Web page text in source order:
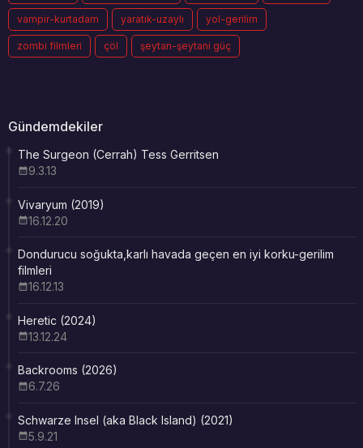
vampir-kurtadam yaratık-uzaylı yol-gerilim
zombi filmleri çöl şeytan-şeytani güç
Gündemdekiler
The Surgeon (Cerrah) Tess Gerritsen
9.3.13
Vivaryum (2019)
16.12.20
Dondurucu soğukta,karlı havada geçen en iyi korku-gerilim
filmleri
16.12.13
Heretic (2024)
13.12.24
Backrooms (2026)
6.7.26
Schwarze Insel (aka Black Island) (2021)
5.9.21